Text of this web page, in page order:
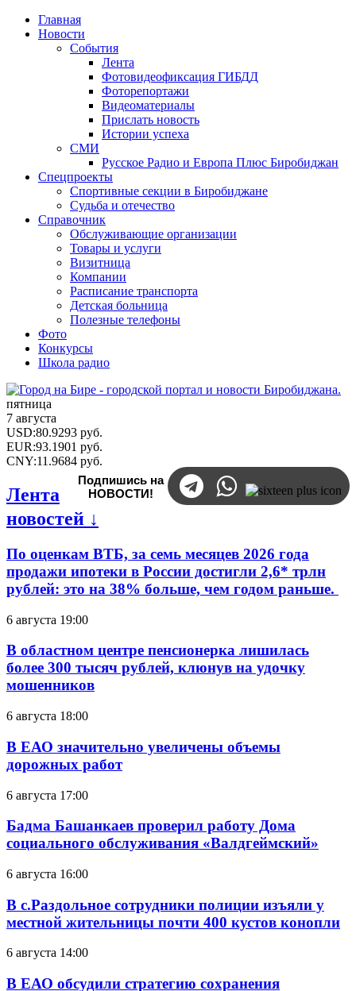
Главная
Новости
События
Лента
Фотовидеофиксация ГИБДД
Фоторепортажи
Видеоматериалы
Прислать новость
Истории успеха
СМИ
Русское Радио и Европа Плюс Биробиджан
Спецпроекты
Спортивные секции в Биробиджане
Судьба и отечество
Справочник
Обслуживающие организации
Товары и услуги
Визитница
Компании
Расписание транспорта
Детская больница
Полезные телефоны
Фото
Конкурсы
Школа радио
пятница
7 августа
USD:80.9293 руб.
EUR:93.1901 руб.
CNY:11.9684 руб.
Подпишись на
НОВОСТИ!
Лента
новостей ↓
По оценкам ВТБ, за семь месяцев 2026 года
продажи ипотеки в России достигли 2,6* трлн
рублей: это на 38% больше, чем годом раньше.
6 августа 19:00
В областном центре пенсионерка лишилась
более 300 тысяч рублей, клюнув на удочку
мошенников
6 августа 18:00
В ЕАО значительно увеличены объемы
дорожных работ
6 августа 17:00
Бадма Башанкаев проверил работу Дома
социального обслуживания «Валдгеймский»
6 августа 16:00
В с.Раздольное сотрудники полиции изъяли у
местной жительницы почти 400 кустов конопли
6 августа 14:00
В ЕАО обсудили стратегию сохранения